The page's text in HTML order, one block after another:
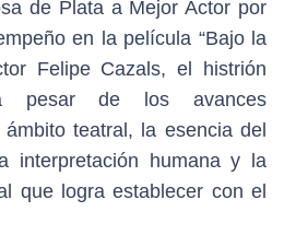
de Plata a Mejor Actor por
en la película “Bajo la
Felipe Cazals, el histrión
pesar de los avances
teatral, la esencia del
interpretación humana y la
que logra establecer con el